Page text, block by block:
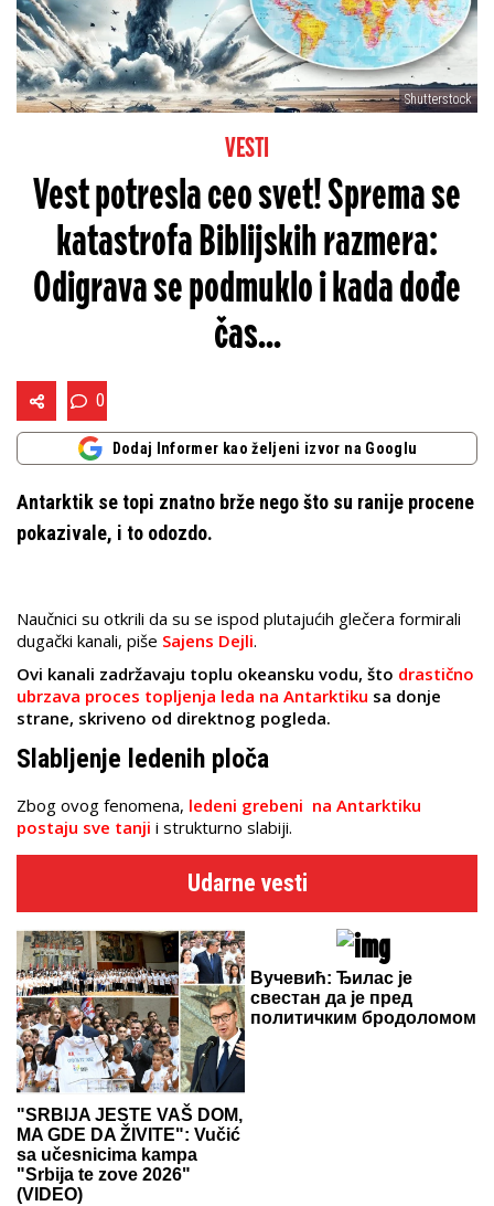
Shutterstock
VESTI
Vest potresla ceo svet! Sprema se
katastrofa Biblijskih razmera:
Odigrava se podmuklo i kada dođe
čas...
0
Dodaj Informer kao željeni izvor na Googlu
Antarktik se topi znatno brže nego što su ranije procene
pokazivale, i to odozdo.
Naučnici su otkrili da su se ispod plutajućih glečera formirali
dugački kanali, piše Sajens Dejli.
Ovi kanali zadržavaju toplu okeansku vodu, što drastično
ubrzava proces topljenja leda na Antarktiku sa donje
strane, skriveno od direktnog pogleda.
Slabljenje ledenih ploča
Zbog ovog fenomena, ledeni grebeni na Antarktiku
postaju sve tanji i strukturno slabiji.
Udarne vesti
"SRBIJA JESTE VAŠ DOM,
MA GDE DA ŽIVITE": Vučić
sa učesnicima kampa
"Srbija te zove 2026"
(VIDEO)
Вучевић: Ђилас је
свестан да је пред
политичким бродоломом